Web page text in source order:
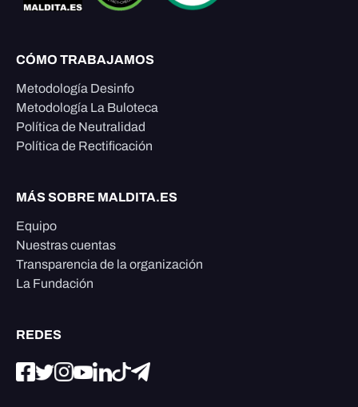
CÓMO TRABAJAMOS
Metodología Desinfo
Metodología La Buloteca
Política de Neutralidad
Política de Rectificación
MÁS SOBRE MALDITA.ES
Equipo
Nuestras cuentas
Transparencia de la organización
La Fundación
REDES